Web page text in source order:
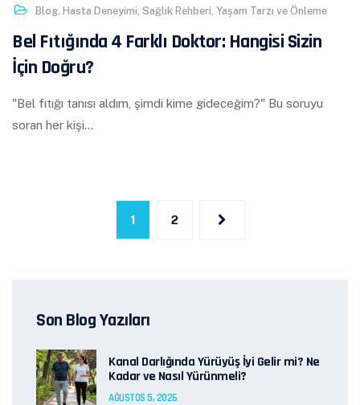
Blog, Hasta Deneyimi, Sağlık Rehberi, Yaşam Tarzı ve Önleme
Bel Fıtığında 4 Farklı Doktor: Hangisi Sizin
İçin Doğru?
"Bel fıtığı tanısı aldım, şimdi kime gideceğim?" Bu soruyu
soran her kişi…
1 2
Son Blog Yazıları
Kanal Darlığında Yürüyüş İyi Gelir mi? Ne
Kadar ve Nasıl Yürünmeli?
AĞUSTOS 5, 2026